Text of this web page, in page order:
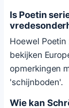
Is Poetin
Hoewel
bekijken
opmerkingen
'schijnboden'.
Wie kan